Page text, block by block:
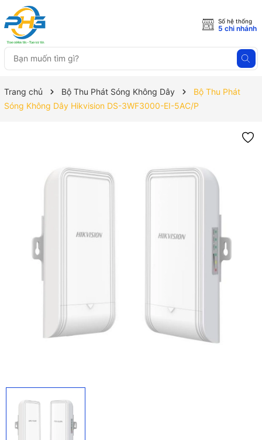
Số hệ thống
5 chi nhánh
Trang chủ Bộ Thu Phát Sóng Không Dây
Bộ Thu Phát
Sóng Không Dây Hikvision DS-3WF3000-EI-5AC/P